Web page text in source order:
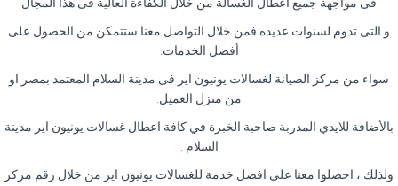
و التى تدوم لسنوات عديده فمن خلال التواصل معنا ستتمكن من الحصول على
أفضل الخدمات
سواء من مركز الصيانة لغسالات يونيون اير فى مدينة السلام المعتمد بمصر او
من منزل العميل
بالأضافة للايدي المدربة صاحبة الخبرة في كافة اعطال غسالات يونيون اير مدينة
السلام
ولذلك ، احصلوا معنا على افضل خدمة للغسالات يونيون اير من خلال رقم مركز